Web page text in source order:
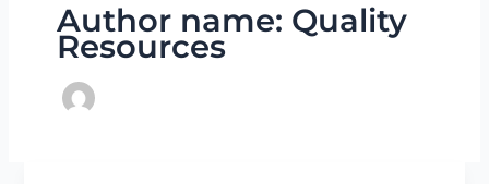
Author name: Quality
Resources